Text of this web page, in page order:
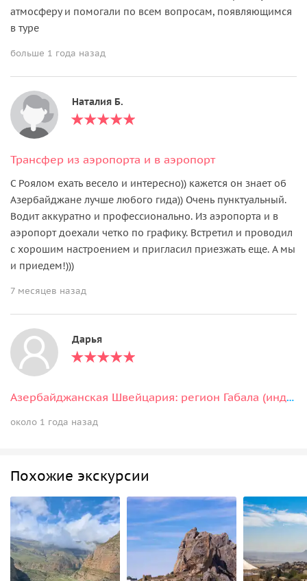
атмосферу и помогали по всем вопросам, появляющимся
в туре
больше 1 года назад
Наталия Б.
Трансфер из аэропорта и в аэропорт
С Роялом ехать весело и интересно)) кажется он знает об
Азербайджане лучше любого гида)) Очень пунктуальный.
Водит аккуратно и профессионально. Из аэропорта и в
аэропорт доехали четко по графику. Встретил и проводил
с хорошим настроением и пригласил приезжать еще. А мы
и приедем!)))
7 месяцев назад
Дарья
Азербайджанская Швейцария: регион Габала (индивидуальная экскурсия)
около 1 года назад
Похожие экскурсии